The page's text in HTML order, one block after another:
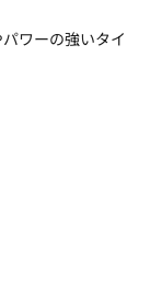
ワーの強いタイ